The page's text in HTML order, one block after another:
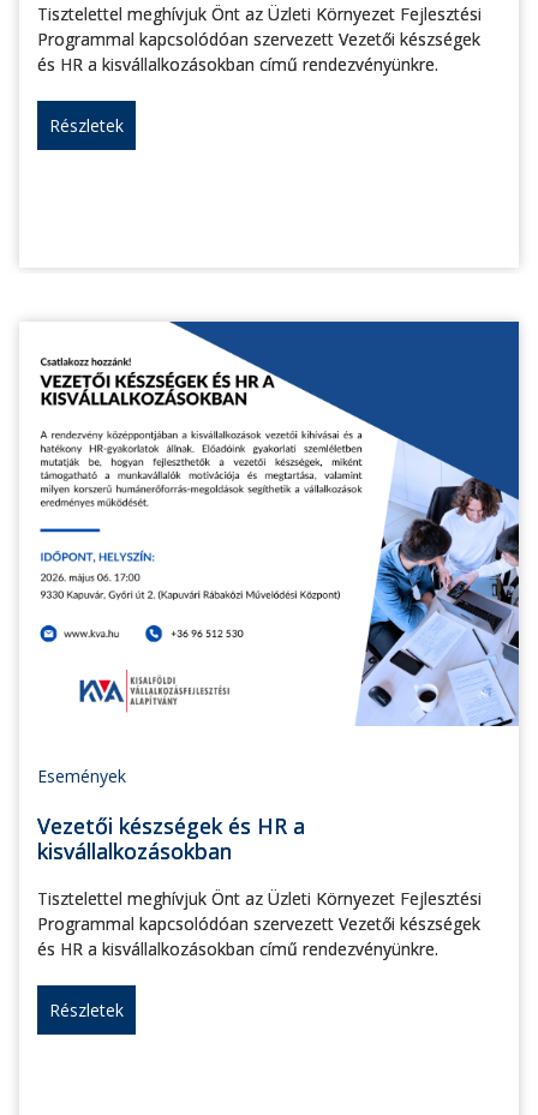
Tisztelettel meghívjuk Önt az Üzleti Környezet Fejlesztési
Programmal kapcsolódóan szervezett Vezetői készségek
és HR a kisvállalkozásokban című rendezvényünkre.
Részletek
Események
Vezetői készségek és HR a
kisvállalkozásokban
Tisztelettel meghívjuk Önt az Üzleti Környezet Fejlesztési
Programmal kapcsolódóan szervezett Vezetői készségek
és HR a kisvállalkozásokban című rendezvényünkre.
Részletek